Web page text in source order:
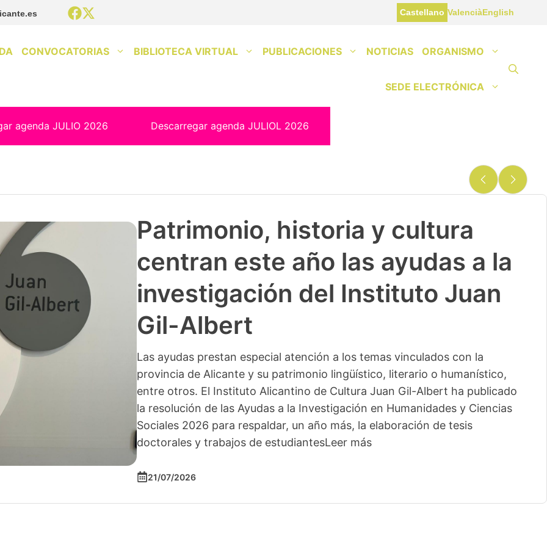
Castellano ValenciàEnglish
CONVOCATORIAS BIBLIOTECA VIRTUAL PUBLICACIONES NOTICIAS ORGANISMO
SEDE ELECTRÓNICA
agenda JULIO 2026 Descarregar agenda JULIOL 2026
Patrimonio, historia y cultura
centran este año las ayudas a la
investigación del Instituto Juan
Gil-Albert
Las ayudas prestan especial atención a los temas vinculados con la
provincia de Alicante y su patrimonio lingüístico, literario o humanístico,
entre otros. El Instituto Alicantino de Cultura Juan Gil-Albert ha publicado
la resolución de las Ayudas a la Investigación en Humanidades y Ciencias
Sociales 2026 para respaldar, un año más, la elaboración de tesis
doctorales y trabajos de estudiantesLeer más
21/07/2026